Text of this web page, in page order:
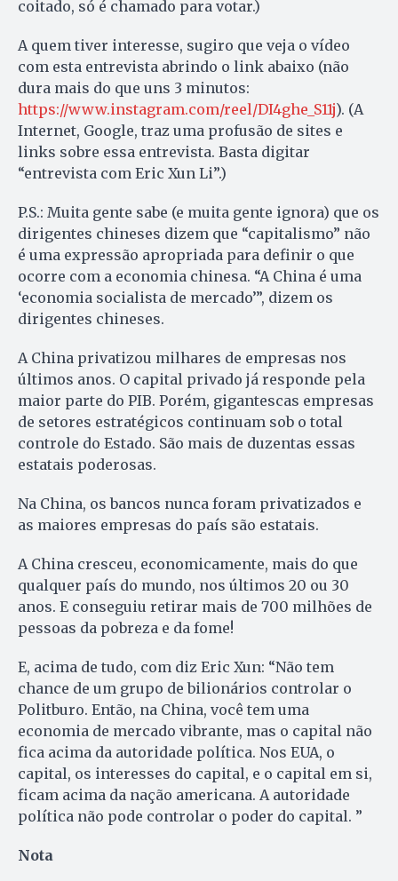
coitado, só é chamado para votar.)
A quem tiver interesse, sugiro que veja o vídeo
com esta entrevista abrindo o link abaixo (não
dura mais do que uns 3 minutos:
https://www.instagram.com/reel/DI4ghe_S11j). (A
Internet, Google, traz uma profusão de sites e
links sobre essa entrevista. Basta digitar
“entrevista com Eric Xun Li”.)
P.S.: Muita gente sabe (e muita gente ignora) que os
dirigentes chineses dizem que “capitalismo” não
é uma expressão apropriada para definir o que
ocorre com a economia chinesa. “A China é uma
‘economia socialista de mercado’”, dizem os
dirigentes chineses.
A China privatizou milhares de empresas nos
últimos anos. O capital privado já responde pela
maior parte do PIB. Porém, gigantescas empresas
de setores estratégicos continuam sob o total
controle do Estado. São mais de duzentas essas
estatais poderosas.
Na China, os bancos nunca foram privatizados e
as maiores empresas do país são estatais.
A China cresceu, economicamente, mais do que
qualquer país do mundo, nos últimos 20 ou 30
anos. E conseguiu retirar mais de 700 milhões de
pessoas da pobreza e da fome!
E, acima de tudo, com diz Eric Xun: “Não tem
chance de um grupo de bilionários controlar o
Politburo. Então, na China, você tem uma
economia de mercado vibrante, mas o capital não
fica acima da autoridade política. Nos EUA, o
capital, os interesses do capital, e o capital em si,
ficam acima da nação americana. A autoridade
política não pode controlar o poder do capital. ”
Nota